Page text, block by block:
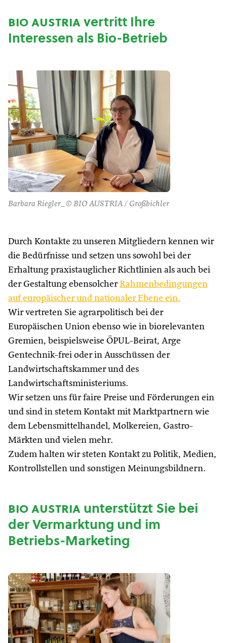
bio austriavertritt Ihre
Interessen als Bio-Betrieb
Barbara Riegler_© BIO AUSTRIA / Großbichler
Durch Kontakte zu unseren Mitgliedern kennen wir
die Bedürfnisse und setzen uns sowohl bei der
Erhaltung praxistauglicher Richtlinien als auch bei
der Gestaltung ebensolcher Rahmenbedingungen
auf europäischer und nationaler Ebene ein.
Wir vertreten Sie agrarpolitisch bei der
Europäischen Union ebenso wie in biorelevanten
Gremien, beispielsweise ÖPUL-Beirat, Arge
Gentechnik-frei oder in Ausschüssen der
Landwirtschaftskammer und des
Landwirtschaftsministeriums.
Wir setzen uns für faire Preise und Förderungen ein
und sind in stetem Kontakt mit Marktpartnern wie
dem Lebensmittelhandel, Molkereien, Gastro-
Märkten und vielen mehr.
Zudem halten wir steten Kontakt zu Politik, Medien,
Kontrollstellen und sonstigen Meinungsbildnern.
bio austriaunterstützt Sie bei
der Vermarktung und im
Betriebs-Marketing